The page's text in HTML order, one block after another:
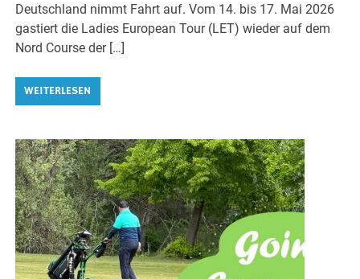
Deutschland nimmt Fahrt auf. Vom 14. bis 17. Mai 2026
gastiert die Ladies European Tour (LET) wieder auf dem
Nord Course der […]
WEITERLESEN